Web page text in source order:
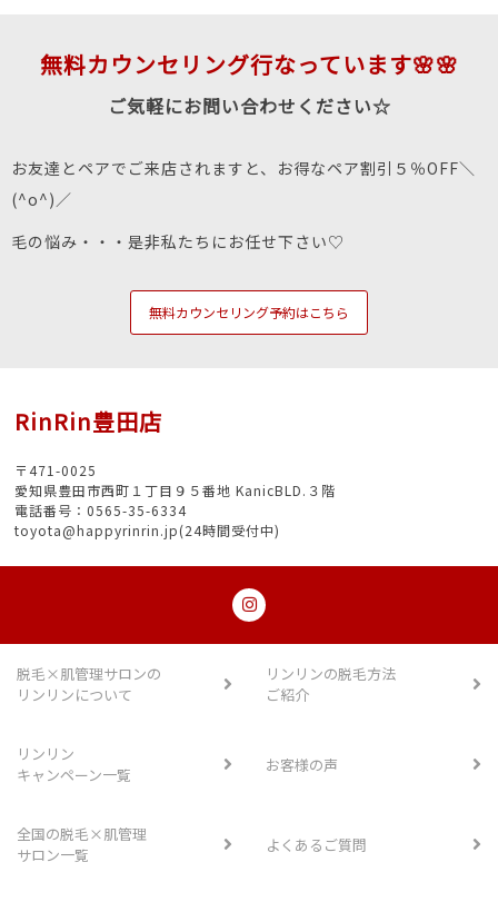
無料カウンセリング行なっています🌸🌸
ご気軽にお問い合わせください☆
お友達とペアでご来店されますと、お得なペア割引５％OFF＼
(^o^)／
毛の悩み・・・是非私たちにお任せ下さい♡
無料カウンセリング予約はこちら
RinRin豊田店
〒471-0025
愛知県豊田市西町１丁目９５番地 KanicBLD.３階
電話番号：0565-35-6334
toyota@happyrinrin.jp(24時間受付中)
脱毛×肌管理サロンの
リンリンについて
リンリンの脱毛方法
ご紹介
リンリン
キャンペーン一覧
お客様の声
全国の脱毛×肌管理
サロン一覧
よくあるご質問